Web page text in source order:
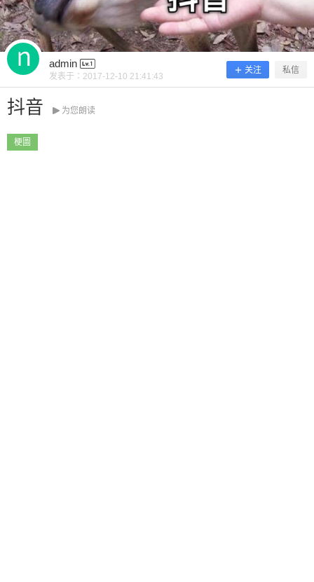
admin
发表于： 2017-12-10 21:41:43
关注 私信
抖音 为您朗读
梗圖
扫描二维码继续阅读